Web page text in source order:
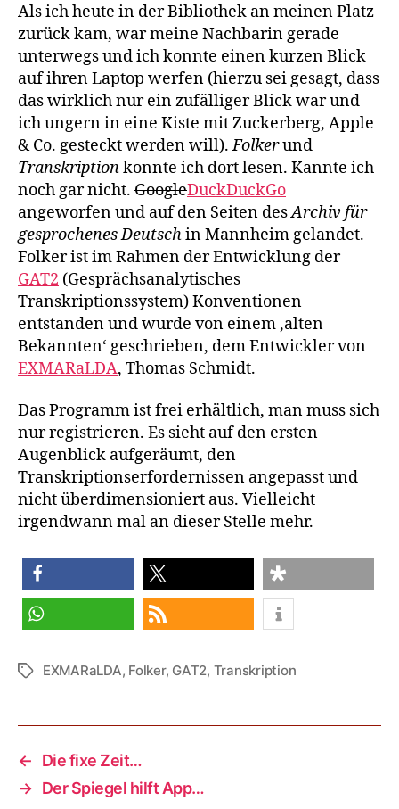
Als ich heute in der Bibliothek an meinen Platz
zurück kam, war meine Nachbarin gerade
unterwegs und ich konnte einen kurzen Blick
auf ihren Laptop werfen (hierzu sei gesagt, dass
das wirklich nur ein zufälliger Blick war und
ich ungern in eine Kiste mit Zuckerberg, Apple
& Co. gesteckt werden will).Folkerund
Transkriptionkonnte ich dort lesen. Kannte ich
noch gar nicht. GoogleDuckDuckGo
angeworfen und auf den Seiten desArchiv für
gesprochenes Deutschin Mannheim gelandet.
Folker ist im Rahmen der Entwicklung der
GAT2 (Gesprächsanalytisches
Transkriptionssystem) Konventionen
entstanden und wurde von einem ‚alten
Bekannten‘ geschrieben, dem Entwickler von
EXMARaLDA, Thomas Schmidt.
Das Programm ist frei erhältlich, man muss sich
nur registrieren. Es sieht auf den ersten
Augenblick aufgeräumt, den
Transkriptionserfordernissen angepasst und
nicht überdimensioniert aus. Vielleicht
irgendwann mal an dieser Stelle mehr.
teilen teilen teilen
Schlagwörter
EXMARaLDA, Folker, GAT2, Transkription
←
Die fixe Zeit…
→ Der Spiegel hilft App…